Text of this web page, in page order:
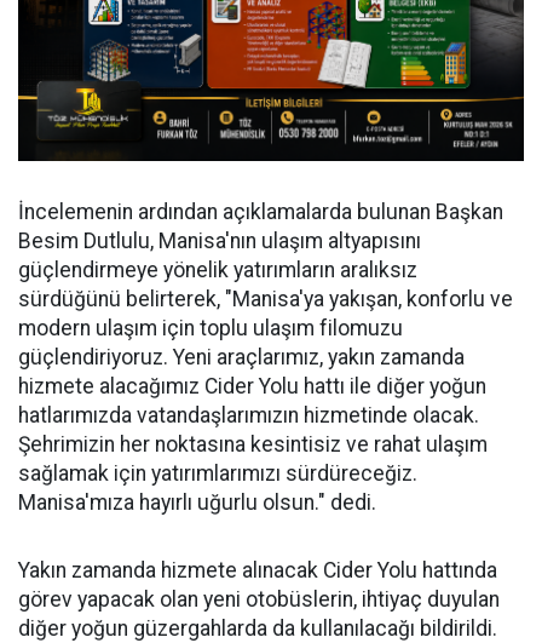
İncelemenin ardından açıklamalarda bulunan Başkan
Besim Dutlulu, Manisa'nın ulaşım altyapısını
güçlendirmeye yönelik yatırımların aralıksız
sürdüğünü belirterek, "Manisa'ya yakışan, konforlu ve
modern ulaşım için toplu ulaşım filomuzu
güçlendiriyoruz. Yeni araçlarımız, yakın zamanda
hizmete alacağımız Cider Yolu hattı ile diğer yoğun
hatlarımızda vatandaşlarımızın hizmetinde olacak.
Şehrimizin her noktasına kesintisiz ve rahat ulaşım
sağlamak için yatırımlarımızı sürdüreceğiz.
Manisa'mıza hayırlı uğurlu olsun." dedi.
Yakın zamanda hizmete alınacak Cider Yolu hattında
görev yapacak olan yeni otobüslerin, ihtiyaç duyulan
diğer yoğun güzergahlarda da kullanılacağı bildirildi.